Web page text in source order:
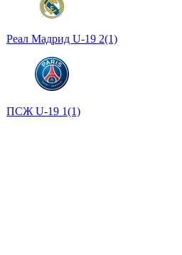
Реал Мадрид U-19 2(1)
ПСЖ U-19 1(1)